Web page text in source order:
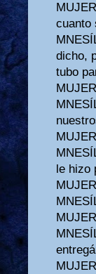
cuanto
dicho,
tubo
le hizo